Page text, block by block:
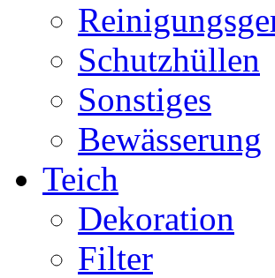
Schutzhüllen
Sonstiges
Bewässerung
Teich
Dekoration
Filter